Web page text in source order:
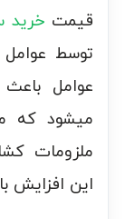
قیمت خرید
توسط
عوامل
میشود که
این افزایش